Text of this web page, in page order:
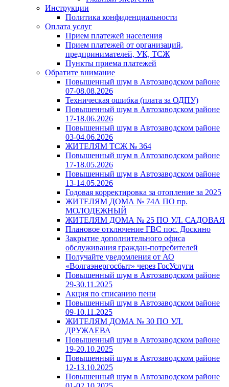
Инструкции
Политика конфиденциальности
Оплата услуг
Прием платежей населения
Прием платежей от организаций,
предпринимателей, УК, ТСЖ
Пункты приема платежей
Обратите внимание
Повышенный шум в Автозаводском районе
07-08.08.2026
Техническая ошибка (плата за ОДПУ)
Повышенный шум в Автозаводском районе
17-18.06.2026
Повышенный шум в Автозаводском районе
03-04.06.2026
ЖИТЕЛЯМ ТСЖ № 364
Повышенный шум в Автозаводском районе
17-18.05.2026
Повышенный шум в Автозаводском районе
13-14.05.2026
Годовая корректировка за отопление за 2025
ЖИТЕЛЯМ ДОМА № 74А ПО пр.
МОЛОДЕЖНЫЙ
ЖИТЕЛЯМ ДОМА № 25 ПО УЛ. САДОВАЯ
Плановое отключение ГВС пос. Доскино
Закрытие дополнительного офиса
обслуживания граждан-потребителей
Получайте уведомления от АО
«Волгаэнергосбыт» через ГосУслуги
Повышенный шум в Автозаводском районе
29-30.11.2025
Акция по списанию пени
Повышенный шум в Автозаводском районе
09-10.11.2025
ЖИТЕЛЯМ ДОМА № 30 ПО УЛ.
ДРУЖАЕВА
Повышенный шум в Автозаводском районе
19-20.10.2025
Повышенный шум в Автозаводском районе
12-13.10.2025
Повышенный шум в Автозаводском районе